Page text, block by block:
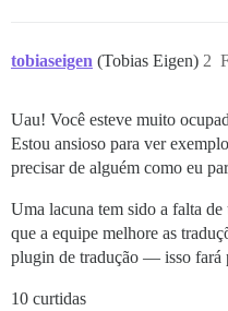
tobiaseigen (Tobias Eigen) 2
Uau! Você esteve muito
Estou ansioso para ver
precisar de alguém como eu
Uma lacuna tem sido a falta
que a equipe melhore as
plugin de tradução — isso fará
10 curtidas